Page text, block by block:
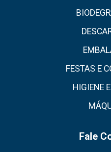
FESTAS E
HIGIENE
Fale